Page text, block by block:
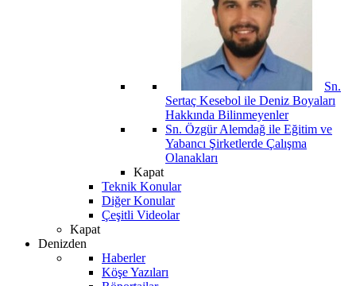
Sn.
Sertaç Kesebol ile Deniz Boyaları
Hakkında Bilinmeyenler
Sn. Özgür Alemdağ ile Eğitim ve
Yabancı Şirketlerde Çalışma
Olanakları
Kapat
Teknik Konular
Diğer Konular
Çeşitli Videolar
Kapat
Denizden
Haberler
Köşe Yazıları